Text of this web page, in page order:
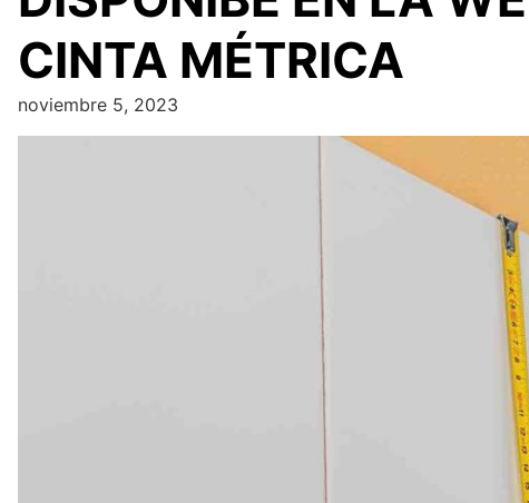
CINTA MÉTRICA
noviembre 5, 2023